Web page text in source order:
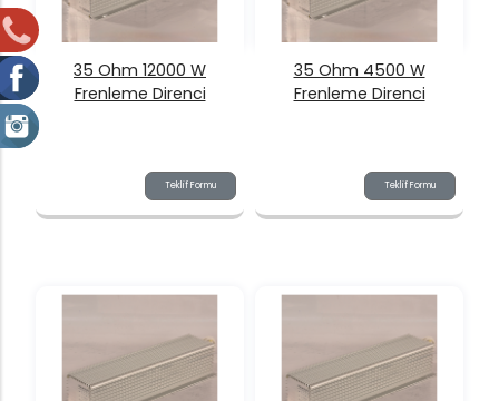
Teklif Formu
35 Ohm 12000 W
Frenleme Direnci
Teklif Formu
35 Ohm 4500 W
Frenleme Direnci